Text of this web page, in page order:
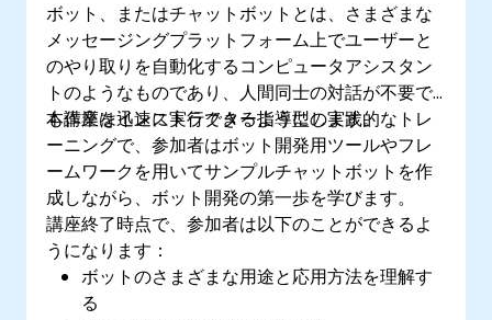
ボット、またはチャットボットとは、さまざまな
メッセージングプラットフォーム上でユーザーと
のやり取りを自動化するコンピュータアシスタン
トのようなものであり、人間同士の対話が不要で
も作業を迅速に実行できるようにします。
本講座はインストラクター指導型の実践的なトレ
ーニングで、参加者はボット開発用ツールやフレ
ームワークを用いてサンプルチャットボットを作
成しながら、ボット開発の第一歩を学びます。
講座終了時点で、参加者は以下のことができるよ
うになります：
ボットのさまざまな用途と応用方法を理解す
る